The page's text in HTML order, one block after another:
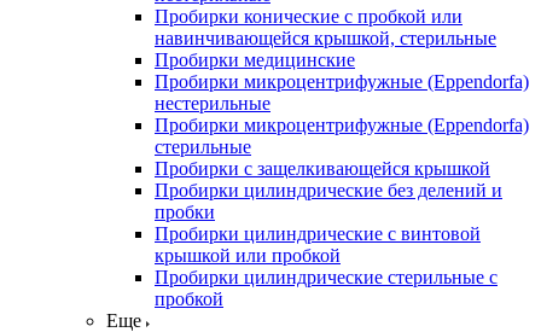
Пробирки конические с пробкой или
навинчивающейся крышкой, стерильные
Пробирки медицинские
Пробирки микроцентрифужные (Eppendorfа)
нестерильные
Пробирки микроцентрифужные (Eppendorfа)
стерильные
Пробирки с защелкивающейся крышкой
Пробирки цилиндрические без делений и
пробки
Пробирки цилиндрические с винтовой
крышкой или пробкой
Пробирки цилиндрические стерильные с
пробкой
Еще